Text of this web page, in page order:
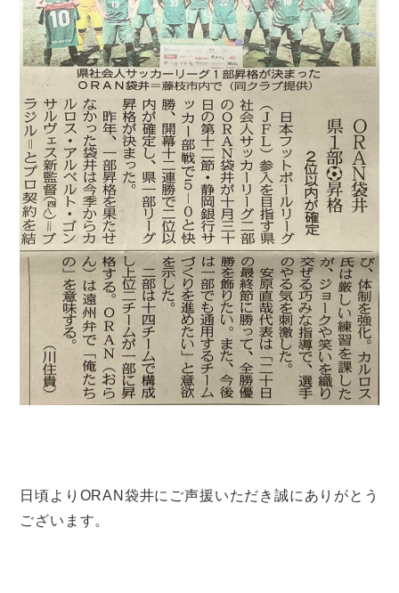
日頃よりORAN袋井にご声援いただき誠にありがとう
ございます。